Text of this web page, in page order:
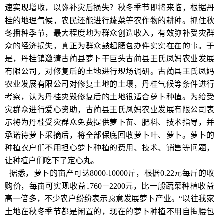
速实现增收，以弥补灾后损失？秋冬季节即将来临，根据丹
桂的地理气候，农民还能进行蔬菜等农作物的耕种。抓住秋
冬播种季节，最大程度地为群众创造收入，有效弥补受灾群
众的经济损失，真正为群众鼓起腰包办件实实在在的事。于
是，丹桂镇邀请古蔺县萝卜干巨头古蔺县王氏凤妈农业发展
有限公司，对修复后的土地进行现场调研。古蔺县王氏凤妈
农业发展有限公司对修复土地的土壤，丹桂气候等条件进行
考察，认为丹桂灾毁修复后的土地很适合萝卜种植。为给受
灾群众进行爱心资助，古蔺县王氏凤妈农业发展有限公司表
示将为丹桂受灾群众免费提供萝卜苗、肥料、技术指导，并
承诺待萝卜采摘后，将全部保底回收萝卜叶、萝卜。萝卜的
种植农户们不用担心萝卜种植的费用、技术、销售等问题，
让种植户们吃下了定心丸。
据悉，萝卜的亩产可达8000-10000斤，根据0.22元每斤的收
购价，每亩可实现收益1760－2200元，比一般蔬菜种植收益
高一倍多，不少农户纷纷表示愿意发展萝卜产业。“以往我家
土地在秋冬季节都是闲置的，现在的萝卜种植不用自掏腰包